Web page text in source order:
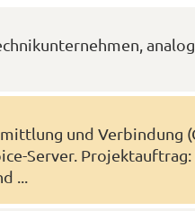
und Verbindung
Server.
...